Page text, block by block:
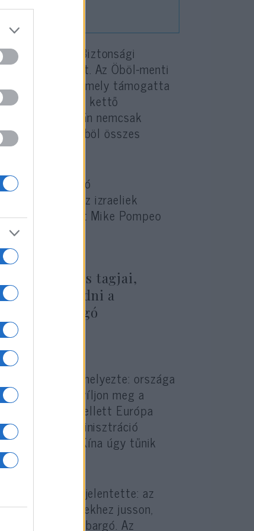
az ENSZ Biztonsági
Az Öböl-menti
is kiadott, amely támogatta
amelyek közül kettő
tudja, hogy Irán nemcsak
hanem az Öböl összes
Az arabok és az izraeliek
”– tweetelt Mike Pompeo
Tanács tagjai,
akarnak eladni a
az embargó
Kilátásba helyezte: országa
előtt ne nyíljon meg a
mások mellett Európa
a Trump-adminisztráció
Oroszország és Kína úgy tűnik
rádióban is kijelentette: az
kínai fegyverekhez jusson,
fegyverembargó. Az